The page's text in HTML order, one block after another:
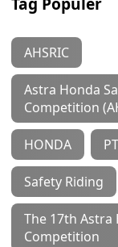
AHSRIC
Astra Honda
Competition
HONDA
Safety Riding
The 17th
Competition